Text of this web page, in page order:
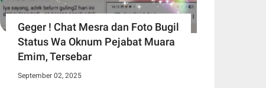
Geger ! Chat Mesra dan Foto Bugil
Status Wa Oknum Pejabat Muara
Emim, Tersebar
September 02, 2025